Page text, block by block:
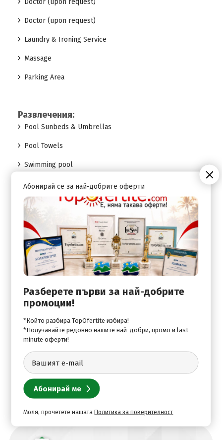
Doctor (upon request)
Doctor (upon request)
Laundry & Ironing Service
Massage
Parking Area
Развлечения:
Pool Sunbeds & Umbrellas
Pool Towels
Swimming pool
Swimming Pool (Fresh Water)
Стаи:
Safe Deposit Box
Satellite TV
В хотела:
Concierge
Shower
Wi-Fi Internet Access
Абонирай се за най-добрите оферти
Разберете първи за най-добрите
промоции!
*Който разбира TopOfertite избира!
*Получавайте редовно нашите най-добри, промо и last
minute оферти!
Моля, прочетете нашатаПолитика за поверителност